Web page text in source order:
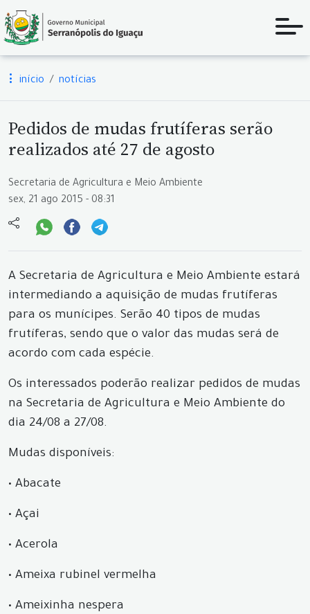
início notícias
Pedidos de mudas frutíferas serão
realizados até 27 de agosto
Secretaria de Agricultura e Meio Ambiente
sex, 21 ago 2015 - 08:31
A Secretaria de Agricultura e Meio Ambiente estará
intermediando a aquisição de mudas frutíferas
para os munícipes. Serão 40 tipos de mudas
frutíferas, sendo que o valor das mudas será de
acordo com cada espécie.
Os interessados poderão realizar pedidos de mudas
na Secretaria de Agricultura e Meio Ambiente do
dia 24/08 a 27/08.
Mudas disponíveis:
• Abacate
• Açai
• Acerola
• Ameixa rubinel vermelha
• Ameixinha nespera